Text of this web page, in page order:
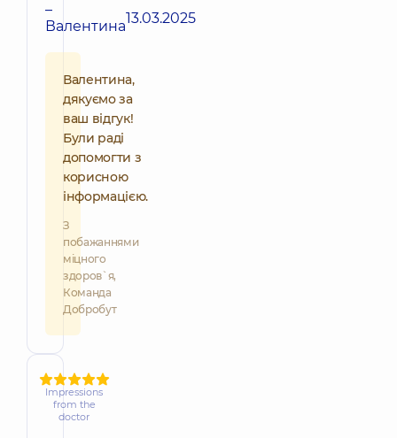
–
Валентина13.03.2025
Валентина,
дякуємо за
ваш відгук!
Були раді
допомогти з
корисною
інформацією.
З
побажаннями
міцного
здоров`я,
Команда
Добробут
Impressions
from the
doctor